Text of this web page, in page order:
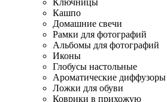
Ключницы
Кашпо
Домашние свечи
Рамки для фотографий
Альбомы для фотографий
Иконы
Глобусы настольные
Ароматические диффузоры
Ложки для обуви
Коврики в прихожую